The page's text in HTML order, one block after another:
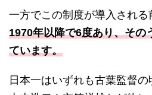
一方でこの制度が導入される
1970年以降で6度あり、その
ています。
日本一はいずれも古葉監督